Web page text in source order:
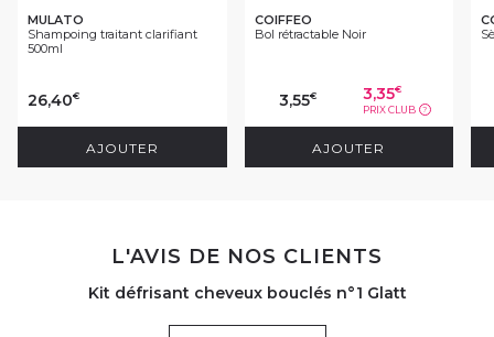
MULATO
Shampoing traitant clarifiant
500ml
26,40€
AJOUTER
COIFFEO
Bol rétractable Noir
3,55€ 3,35€
PRIX CLUB ?
AJOUTER
L'AVIS DE NOS CLIENTS
Kit défrisant cheveux bouclés n°1 Glatt